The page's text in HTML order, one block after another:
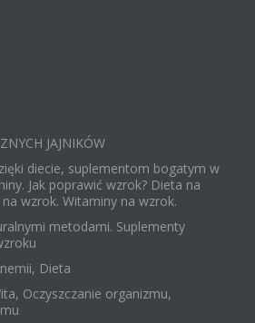
JAJNIKÓW
diecie, suplementom bogatym w
Jak poprawić wzrok? Dieta na
wzrok. Witaminy na wzrok.
metodami. Suplementy
Dieta
Oczyszczanie organizmu,